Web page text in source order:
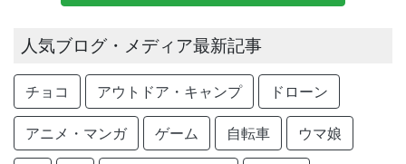
人気ブログ・メディア最新記事
チョコ アウトドア・キャンプ ドローン
アニメ・マンガ ゲーム 自転車 ウマ娘